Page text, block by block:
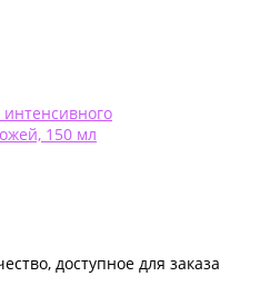
доступное для заказа